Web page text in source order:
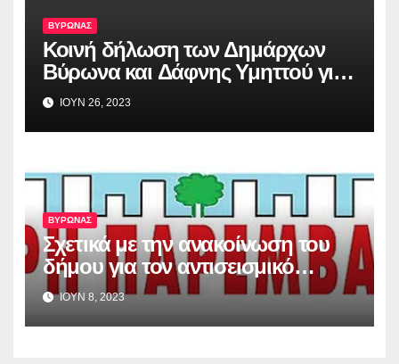
ΒΥΡΩΝΑΣ
Κοινή δήλωση των Δημάρχων
Βύρωνα και Δάφνης Υμηττού για
την απόφαση του Αρείου Πάγου,
σχετικά με το Λόφο Κοπανά
ΙΟΥΝ 26, 2023
ΒΥΡΩΝΑΣ
Σχετικά με την ανακοίνωση του
δήμου για τον αντισεισμικό
έλεγχο των σχολικών κτιρίων
ΙΟΥΝ 8, 2023